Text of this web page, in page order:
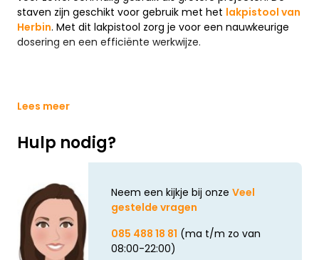
staven zijn geschikt voor gebruik met het lakpistool van
Herbin. Met dit lakpistool zorg je voor een nauwkeurige
dosering en een efficiënte werkwijze.
Lees meer
Hulp nodig?
Neem een kijkje bij onze Veel
gestelde vragen
085 488 18 81 (ma t/m zo van
08:00-22:00)